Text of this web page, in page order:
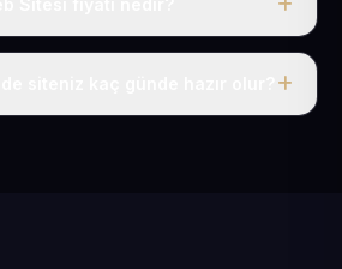
50 USD + KDV. Bu bedele alan